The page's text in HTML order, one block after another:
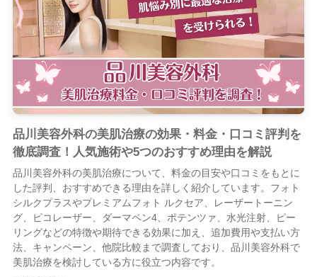
品川美容外科の美肌治療の効果・料金・口コミ評判を
徹底調査！人気施術や5つのおすすめ理由を解説
品川美容外科の美肌治療について、料金の目安や口コミをもとに
した評判、おすすめできる理由を詳しく紹介しています。フォト
シルクプラスやプレミアムフォト ルクセア、レーザートーニン
グ、ピコレーザー、ダーマペン4、ポテンツァ、水光注射、ピー
リングなどの特徴や期待できる効果に加え、追加費用や支払い方
法、キャンペーン、他院比較まで調査しており、品川美容外科で
美肌治療を検討している方に役立つ内容です。